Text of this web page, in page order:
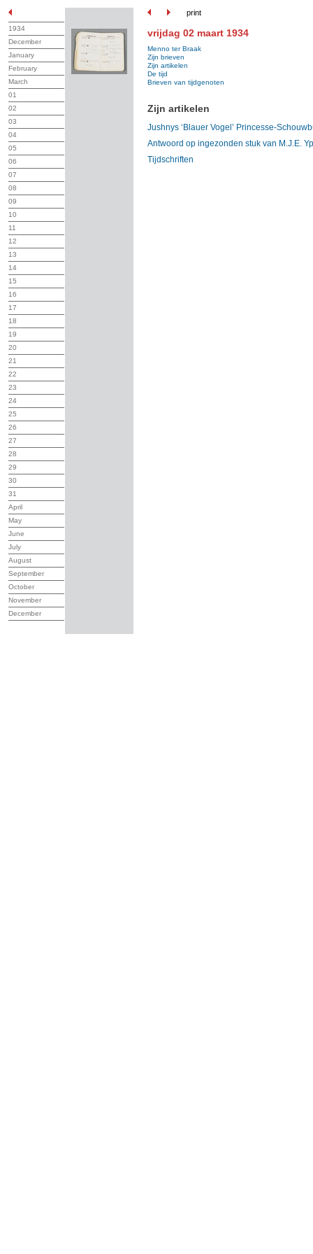
print
1934
December
January
February
March
01
02
03
04
05
06
07
08
09
10
11
12
13
14
15
16
17
18
19
20
21
22
23
24
25
26
27
28
29
30
31
April
May
June
July
August
September
October
November
December
vrijdag 02 maart 1934
Menno ter Braak
Zijn brieven
Zijn artikelen
De tijd
Brieven van tijdgenoten
Zijn artikelen
Jushnys ‘Blauer Vogel’ Princesse-
Antwoord op ingezonden stuk van M.J.E.
Tijdschriften